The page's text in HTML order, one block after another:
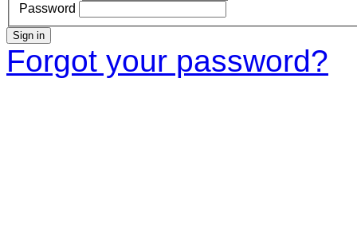
Password
Sign in
Forgot your password?